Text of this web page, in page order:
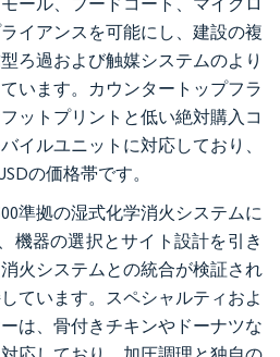
イアンスを可能にし、建設の複
ろ過および触媒システムのより
います。カウンタートップフラ
ットプリントと低い絶対購入コ
イルユニットに対応しており、
の価格帯です。
準拠の湿式化学消火システムに
機器の選択とサイト設計を引き
火システムとの統合が検証され
ています。スペシャルティおよ
は、骨付きチキンやドーナツな